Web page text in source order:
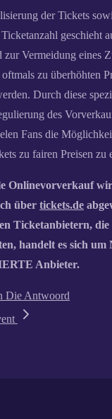
der Tickets
geschieht
zur Vermeidung eines
zu überhöhten
Durch diese
des
Fans die
zu fairen Preisen zu
Onlinevorverkauf
über tickets.de
Ticketanbietern,
handelt es sich
Anbieter.